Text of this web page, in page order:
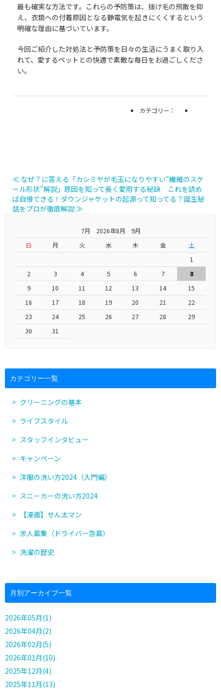
最も確実な方法です。これらの予防策は、抜け毛の飛散を抑
え、衣類への付着原因となる静電気を起きにくくするという
明確な理由に基づいています。
今回ご紹介した対処法と予防策を日々の生活にうまく取り入
れて、愛するペットとの快適で素敵な毎日をお過ごしくださ
い。
カテゴリー：
≪ なぜ？に答える「カシミヤが毛玉になりやすい“繊維のスケ
ール形状”解説」原因を知って長く愛用する秘訣
これを読め
ば自慢できる！ダウンジャケットの起源って知ってる？誕生秘
話をプロが徹底解説 ≫
7月 2026年8月 9月
日
月 火 水 木 金
土
1
2
3 4 5 6 7
8
9
10 11 12 13 14
15
16
17 18 19 20 21
22
23
24 25 26 27 28
29
30
31
カテゴリー一覧
クリーニングの基本
ライフスタイル
スタッフインタビュー
キャンペーン
洋服の洗い方2024（入門編）
スニーカーの洗い方2024
【漫画】せん太マン
求人募集（ドライバー急募）
洗濯の歴史
月別アーカイブ一覧
2026年05月(1)
2026年04月(2)
2026年02月(5)
2026年01月(10)
2025年12月(4)
2025年11月(13)